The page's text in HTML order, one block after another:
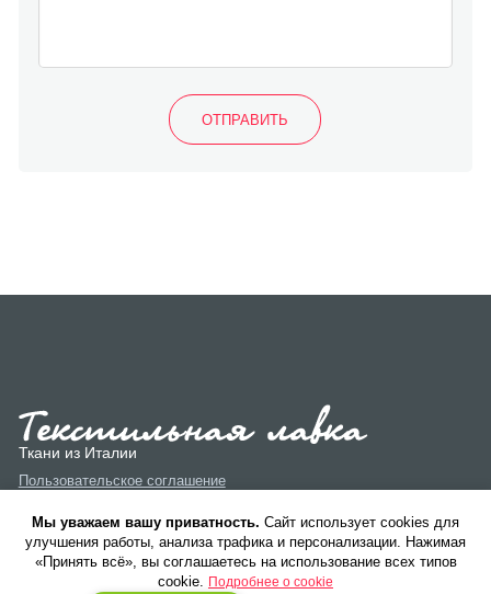
Ткани из Италии
Пользовательское соглашение
Политика конфиденциальности
Мы уважаем вашу приватность. Cайт использует cookies для
улучшения работы, анализа трафика и персонализации. Нажимая
«Принять всё», вы соглашаетесь на использование всех типов
cookie. Подробнее о cookie